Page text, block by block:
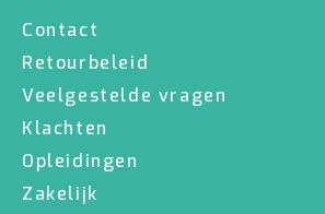
Contact
Retourbeleid
Veelgestelde vragen
Klachten
Opleidingen
Zakelijk